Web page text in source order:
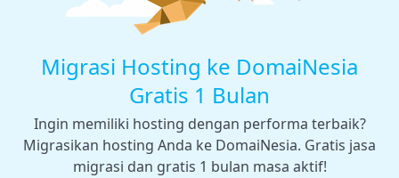
Migrasi Hosting ke DomaiNesia
Gratis 1 Bulan
Ingin memiliki hosting dengan performa terbaik?
Migrasikan hosting Anda ke DomaiNesia. Gratis jasa
migrasi dan gratis 1 bulan masa aktif!